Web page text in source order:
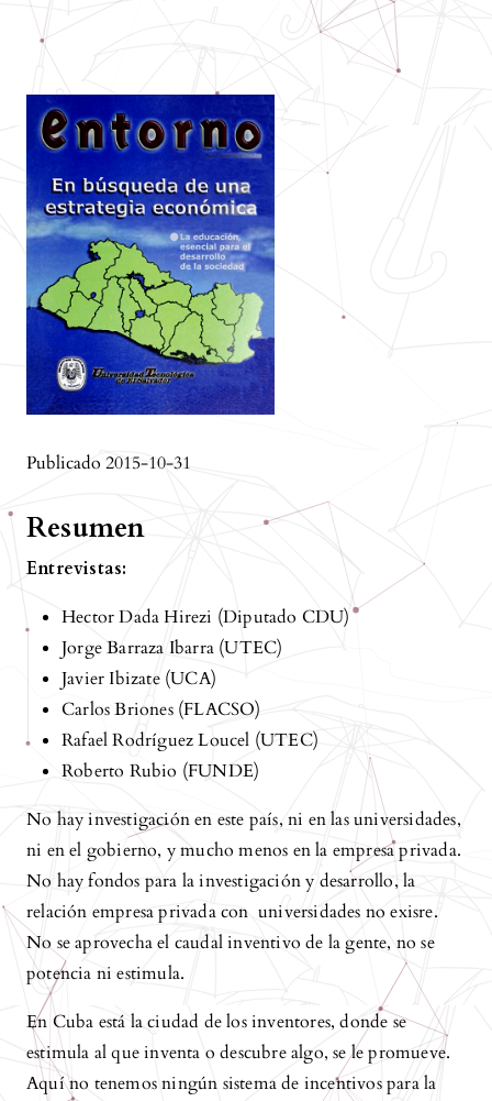
Publicado 2015-10-31
Resumen
Entrevistas:
Hector Dada Hirezi (Diputado CDU)
Jorge Barraza Ibarra (UTEC)
Javier Ibizate (UCA)
Carlos Briones (FLACSO)
Rafael Rodríguez Loucel (UTEC)
Roberto Rubio (FUNDE)
No hay investigación en este país, ni en las universidades,
ni en el gobierno, y mucho menos en la empresa privada.
No hay fondos para la investigación y desarrollo, la
relación empresa privada con universidades no exisre.
No se aprovecha el caudal inventivo de la gente, no se
potencia ni estimula.
En Cuba está la ciudad de los inventores, donde se
estimula al que inventa o descubre algo, se le promueve.
Aquí no tenemos ningún sistema de incentivos para la